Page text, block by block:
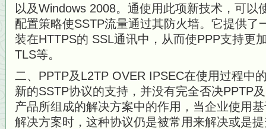
以及Windows 2008。通使用此项新技术，可以
配置策略使SSTP流量通过其防火墙。它提供了
装在HTTPS的 SSL通讯中，从而使PPP支持更
TLS等。
二、PPTP及L2TP OVER IPSEC在使用过程中
新的SSTP协议的支持，并没有完全否决PPTP
产品所组成的解决方案中的作用，当企业使用
解决方案时，这种协议仍是被常用来解决或是